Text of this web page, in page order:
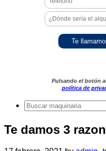
Pulsando el botón
política de
Te damos 3